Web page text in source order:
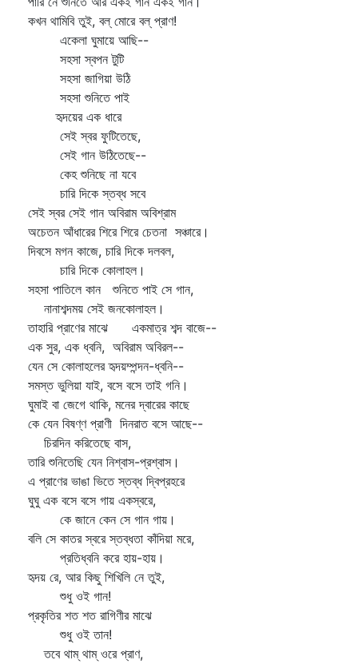
কখন থামিবি তুই, বল্‌ মোরে বল্‌ প্রাণ!
একেলা ঘুমায়ে আছি--
সহসা স্বপন টুটি
সহসা জাগিয়া উঠি
সহসা শুনিতে পাই
হৃদয়ের এক ধারে
সেই স্বর ফুটিতেছে,
সেই গান উঠিতেছে--
কেহ শুনিছে না যবে
চারি দিকে স্তব্ধ সবে
সেই স্বর সেই গান অবিরাম অবিশ্রাম
অচেতন আঁধারের শিরে শিরে চেতনা সঞ্চারে।
দিবসে মগন কাজে, চারি দিকে দলবল,
চারি দিকে কোলাহল।
সহসা পাতিলে কান শুনিতে পাই সে গান,
নানাশব্দময় সেই জনকোলাহল।
তাহারি প্রাণের মাঝে একমাত্র শব্দ বাজে--
এক সুর, এক ধ্বনি, অবিরাম অবিরল--
যেন সে কোলাহলের হৃদয়ম্পন্দন-ধ্বনি--
সমস্ত ভুলিয়া যাই, বসে বসে তাই গনি।
ঘুমাই বা জেগে থাকি, মনের দ্বারের কাছে
কে যেন বিষণ্ণ প্রাণী দিনরাত বসে আছে--
চিরদিন করিতেছে বাস,
তারি শুনিতেছি যেন নিশ্বাস-প্রশ্বাস।
এ প্রাণের ভাঙা ভিতে স্তব্ধ দ্বিপ্রহরে
ঘুঘু এক বসে বসে গায় একস্বরে,
কে জানে কেন সে গান গায়।
বলি সে কাতর স্বরে স্তব্ধতা কাঁদিয়া মরে,
প্রতিধ্বনি করে হায়-হায়।
হৃদয় রে, আর কিছু শিখিলি নে তুই,
শুধু ওই গান!
প্রকৃতির শত শত রাগিণীর মাঝে
শুধু ওই তান!
তবে থাম্‌ থাম্‌ ওরে প্রাণ,